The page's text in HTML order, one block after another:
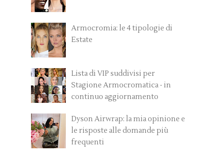
Armocromia: le 4 tipologie di
Estate
Lista di VIP suddivisi per
Stagione Armocromatica - in
continuo aggiornamento
Dyson Airwrap: la mia opinione e
le risposte alle domande più
frequenti